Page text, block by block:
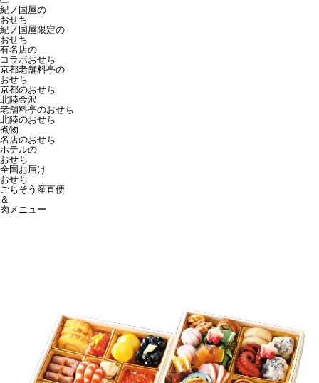
紀ノ国屋の
おせち
紀ノ国屋限定の
おせち
有名店の
コラボおせち
京都老舗料亭の
おせち
京都のおせち
北陸金沢
老舗料亭のおせち
北陸のおせち
煮物
名店のおせち
ホテルの
おせち
全国お届け
おせち
ごちそう産直便
＆
肉メニュー